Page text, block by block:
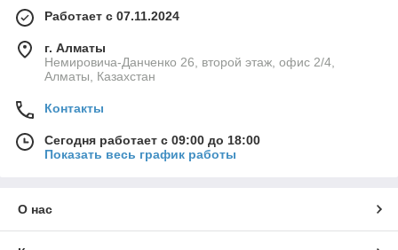
Работает с 07.11.2024
г. Алматы
Немировича-Данченко 26, второй этаж, офис 2/4,
Алматы, Казахстан
Контакты
Сегодня работает с 09:00 до 18:00
Показать весь график работы
О нас